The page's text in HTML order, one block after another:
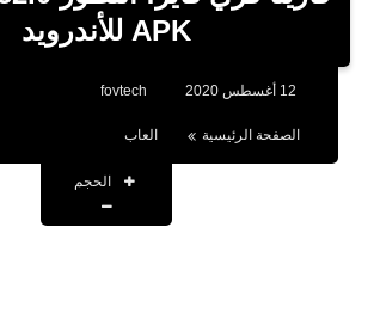
بلوجر
برامج كمبيوتر
APK للأندرويد
fovtech
الصفحة الرئيسية العاب
الحجم